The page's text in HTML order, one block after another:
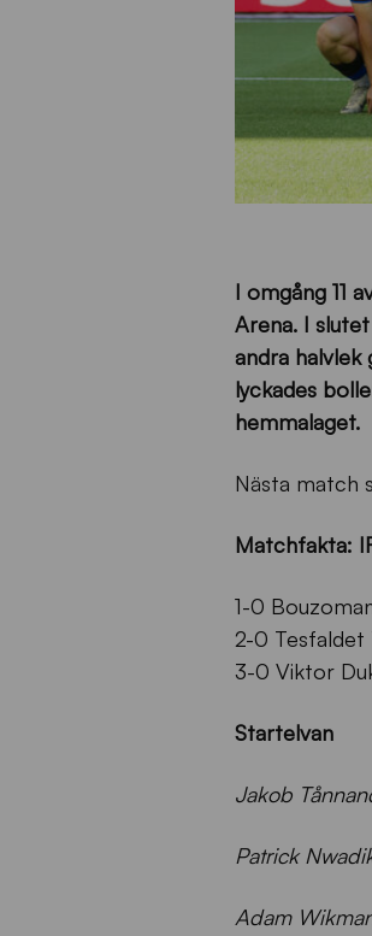
I omgång 11
Arena. I
andra
lyckades
hemmalaget.
Nästa match
Matchfakta:
1-0
2-0 Tesfaldet
3-0 Viktor
Startelvan
Jakob
Patrick
Adam